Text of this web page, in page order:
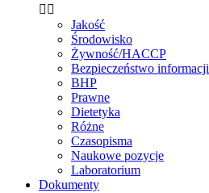
 
Jakość
Środowisko
Żywność/HACCP
Bezpieczeństwo informacji
BHP
Prawne
Dietetyka
Różne
Czasopisma
Naukowe pozycje
Laboratorium
Dokumenty